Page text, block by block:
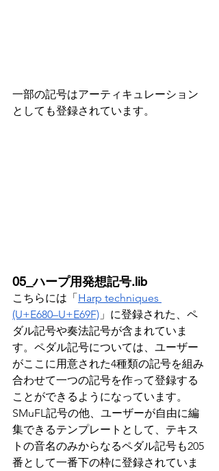
一部の記号はアーティキュレーション
としても登録されています。
05_ハープ用発想記号.lib
こちらには「Harp techniques
(U+E680–U+E69F) 」に登録された、ペ
ダル記号や奏法記号が含まれていま
す。ペダル記号については、ユーザー
がここに用意された4種類の記号を組み
合わせて一つの記号を作って登録する
ことができるようになっています。
SMuFL記号の他、ユーザーが自由に編
集できるテンプレートとして、テキス
トの音名のみからなるペダル記号も205
番として一番下の枠に登録されていま